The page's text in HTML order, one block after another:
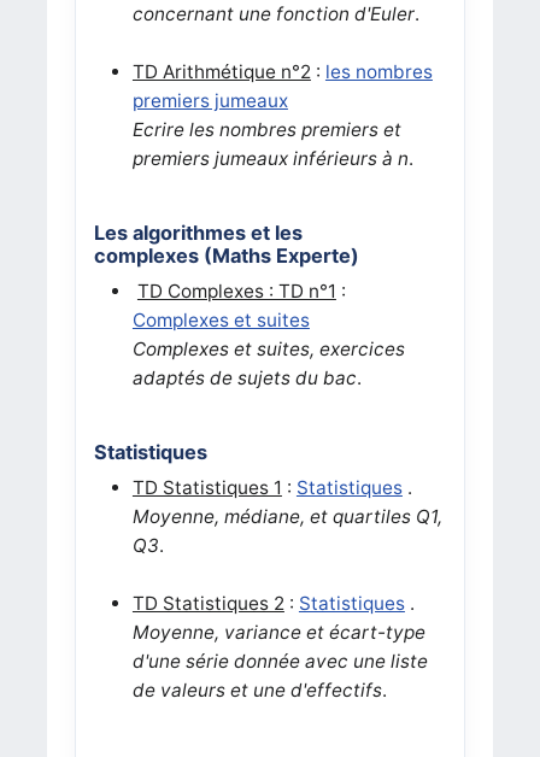
concernant une fonction d'Euler.
TD Arithmétique n°2: les nombres
premiers jumeaux
Ecrire les nombres premiers et
premiers jumeaux inférieurs à n.
Les algorithmes et les
complexes (Maths Experte)
TD Complexes : TD n°1 :
Complexes et suites
Complexes et suites, exercices
adaptés de sujets du bac.
Statistiques
TD Statistiques 1 : Statistiques.
Moyenne, médiane, et quartiles Q1,
Q3.
TD Statistiques 2: Statistiques.
Moyenne, variance et écart-type
d'une série donnée avec une liste
de valeurs et une d'effectifs.